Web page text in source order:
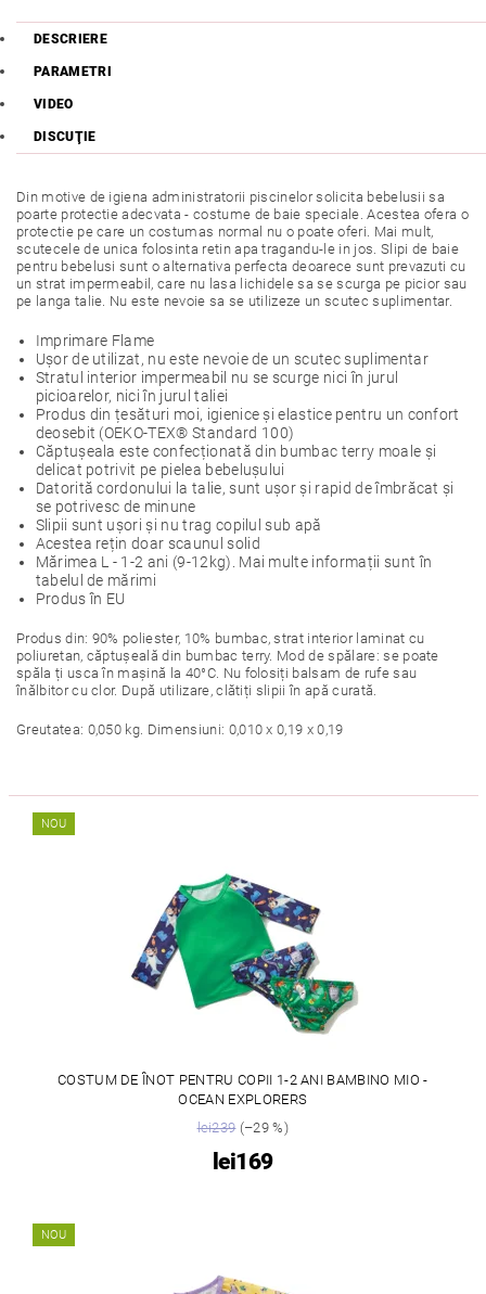
DESCRIERE
PARAMETRI
VIDEO
DISCUŢIE
Din motive de igiena administratorii piscinelor solicita bebelusii sa
poarte protectie adecvata - costume de baie speciale. Acestea ofera o
protectie pe care un costumas normal nu o poate oferi. Mai mult,
scutecele de unica folosinta retin apa tragandu-le in jos. Slipi de baie
pentru bebelusi sunt o alternativa perfecta deoarece sunt prevazuti cu
un strat impermeabil, care nu lasa lichidele sa se scurga pe picior sau
pe langa talie. Nu este nevoie sa se utilizeze un scutec suplimentar.
Imprimare Flame
Ușor de utilizat, nu este nevoie de un scutec suplimentar
Stratul interior impermeabil nu se scurge nici în jurul
picioarelor, nici în jurul taliei
Produs din țesături moi, igienice și elastice pentru un confort
deosebit (OEKO-TEX® Standard 100)
Căptușeala este confecționată din bumbac terry moale și
delicat potrivit pe pielea bebelușului
Datorită cordonului la talie, sunt ușor și rapid de îmbrăcat și
se potrivesc de minune
Slipii sunt ușori și nu trag copilul sub apă
Acestea rețin doar scaunul solid
Mărimea L - 1-2 ani (9-12kg). Mai multe informații sunt în
tabelul de mărimi
Produs în EU
Produs din: 90% poliester, 10% bumbac, strat interior laminat cu
poliuretan, căptușeală din bumbac terry. Mod de spălare: se poate
spăla ți usca în mașină la 40°C. Nu folosiți balsam de rufe sau
înălbitor cu clor. După utilizare, clătiți slipii în apă curată.
Greutatea: 0,050 kg. Dimensiuni: 0,010 x 0,19 x 0,19
NOU
COSTUM DE ÎNOT PENTRU COPII 1-2 ANI BAMBINO MIO -
OCEAN EXPLORERS
lei239(–29 %)
lei169
NOU